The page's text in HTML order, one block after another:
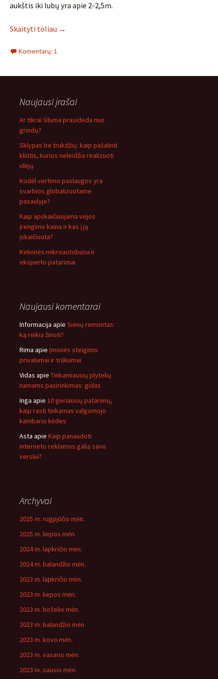
aukštis iki lubų yra apie 2-2,5m.
Skaityti toliau →
Komentarų: 1
Naujausi įrašai
Ar tikrai šiluma prasideda nuo
grindų?
Sklypas be trukdžių: kaip pašalinti
kliūtis, kurios neleidžia realizuoti
idėjų
Kodėl vertimo paslaugos yra
svarbios globalizuotame
pasaulyje?
Kaip apskaičiuojama vejos
įrengimo kaina ir kas į ją
įskaičiuota?
Kelionės mikroautobusu ir
eksperto patarimai
Naujausi komentarai
Informacija apie Sienų remontas:
ką reikia žinoti?
Rima apie Įmonės steigimo
privalumai ir trūkumai
Vidas apie Tinkamiausių plytelių
namams pasirinkimas: gidas
Inga apie 10 geriausių patarimų,
kaip rasti tinkamas valgomojo
kambario kėdes
Asta apie Kaip panaudoti
interneto reklamos galią savo
verslui?
Archyvai
2025 m. rugpjūčio mėn.
2025 m. liepos mėn.
2024 m. lapkričio mėn.
2024 m. balandžio mėn.
2023 m. lapkričio mėn.
2023 m. liepos mėn.
2023 m. birželio mėn.
2023 m. balandžio mėn.
2023 m. kovo mėn.
2023 m. vasario mėn.
2023 m. sausio mėn.